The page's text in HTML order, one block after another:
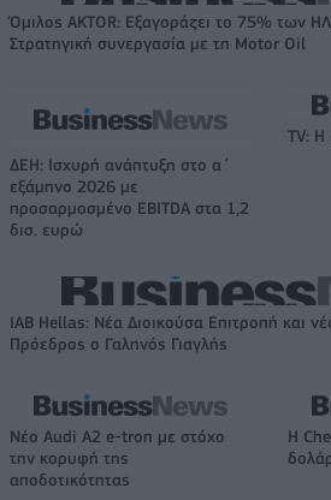
Όμιλος AKTOR: Εξαγοράζει το 75% των
Στρατηγική συνεργασία με τη Motor Oil
ΔΕΗ: Ισχυρή ανάπτυξη στο α΄
εξάμηνο 2026 με
προσαρμοσμένο EBITDA στα 1,2
δισ. ευρώ
TV: Η
IAB Hellas: Νέα Διοικούσα Επιτροπή και
Πρόεδρος ο Γαληνός Γιαγλής
Νέο Audi A2 e-tron με στόχο
την κορυφή της
αποδοτικότητας
Η